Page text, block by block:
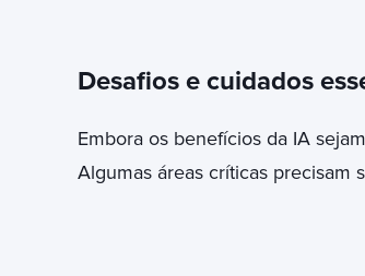
Desafios e cuidados
Embora os benefícios da IA
Algumas áreas críticas precisam